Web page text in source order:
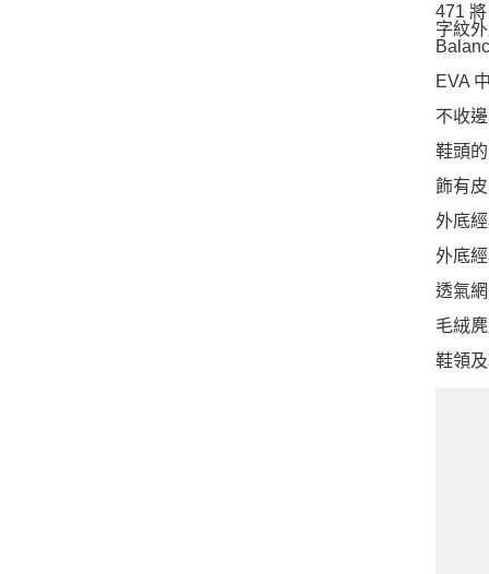
471
字紋
EVA
不收
鞋頭
飾有
外底
外底
透氣
毛絨
鞋領